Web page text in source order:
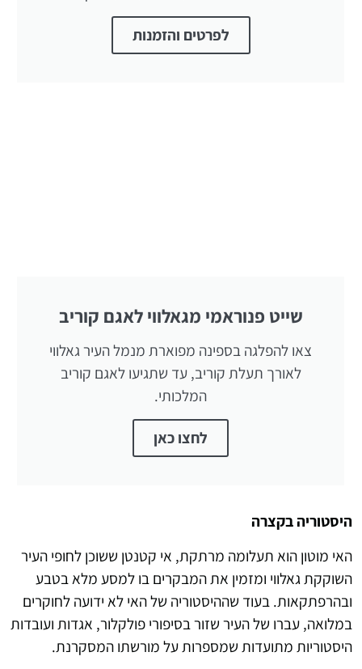
לפרטים והזמנות
שייט פנוראמי מגאלווי לאגם קוריב
צאו להפלגה בספינה מפוארת מנמל העיר גאלווי
לאורך תעלת קוריב, עד שתגיעו לאגם קוריב
המלכותי.
לחצו כאן
היסטוריה בקצרה
האי מוטון הוא תעלומה מרתקת, אי קטנטן ששוכן לחופי העיר
השוקקת גאלווי ומזמין את המבקרים בו למסע מלא בטבע
ובהרפתקאות. בעוד שההיסטוריה של האי לא ידועה לחוקרים
במלואה, עברו של העיר שזור בסיפורי פולקלור, אגדות ועובדות
היסטוריות מתועדות שמספרות על מורשתו המסקרנת.